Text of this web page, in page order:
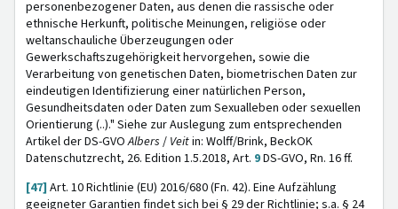
personenbezogener Daten, aus denen die rassische oder
ethnische Herkunft, politische Meinungen, religiöse oder
weltanschauliche Überzeugungen oder
Gewerkschaftszugehörigkeit hervorgehen, sowie die
Verarbeitung von genetischen Daten, biometrischen Daten zur
eindeutigen Identifizierung einer natürlichen Person,
Gesundheitsdaten oder Daten zum Sexualleben oder sexuellen
Orientierung (..)." Siehe zur Auslegung zum entsprechenden
Artikel der DS-GVOAlbers / Veitin: Wolff/Brink, BeckOK
Datenschutzrecht, 26. Edition 1.5.2018, Art. 9DS-GVO, Rn. 16 ff.
[47] Art. 10 Richtlinie (EU) 2016/680 (Fn. 42). Eine Aufzählung
geeigneter Garantien findet sich bei § 29 der Richtlinie; s.a. § 24